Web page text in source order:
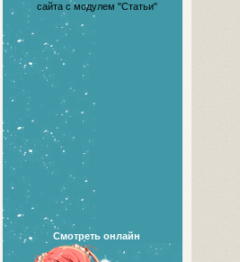
сайта с модулем "Статьи"
Смотреть онлайн